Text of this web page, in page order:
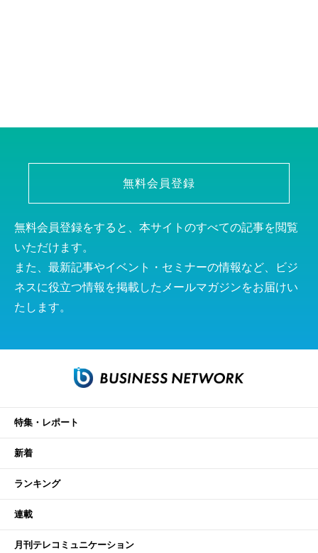
無料会員登録
無料会員登録をすると、本サイトのすべての記事を閲覧
いただけます。
また、最新記事やイベント・セミナーの情報など、ビジ
ネスに役立つ情報を掲載したメールマガジンをお届けい
たします。
特集・レポート
新着
ランキング
連載
月刊テレコミュニケーション